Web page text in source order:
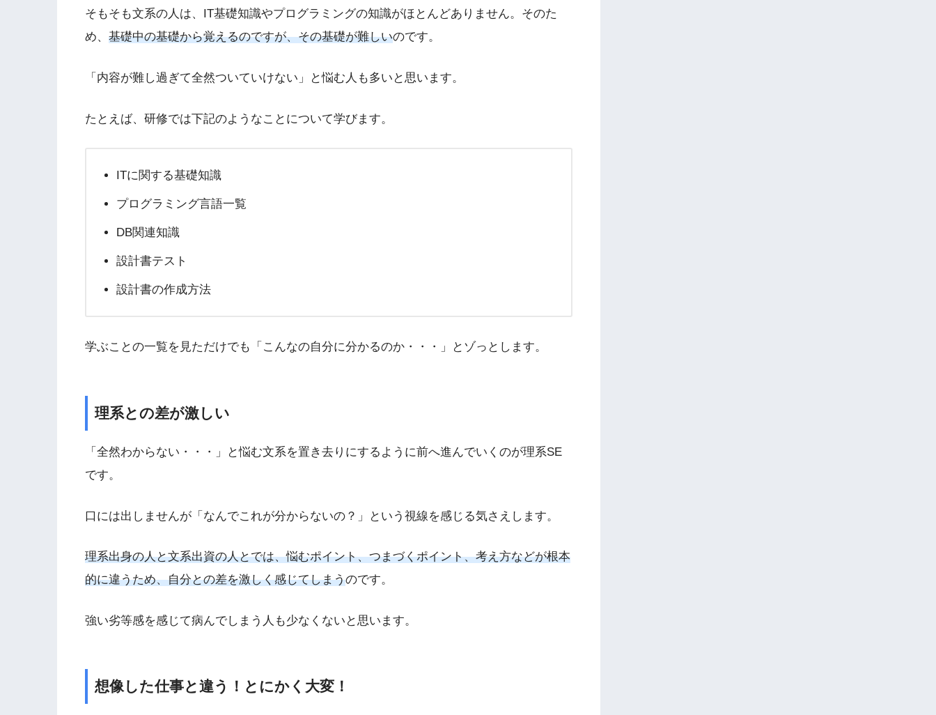
そもそも文系の人は、IT基礎知識やプログラミングの知識がほとんどありません。そのた
め、 基礎中の基礎から覚えるのですが、その基礎が難しいのです。
「内容が難し過ぎて全然ついていけない」と悩む人も多いと思います。
たとえば、研修では下記のようなことについて学びます。
ITに関する基礎知識
プログラミング言語一覧
DB関連知識
設計書テスト
設計書の作成方法
学ぶことの一覧を見ただけでも「こんなの自分に分かるのか・・・」とゾっとします。
理系との差が激しい
「全然わからない・・・」と悩む文系を置き去りにするように前へ進んでいくのが理系SE
です。
口には出しませんが「なんでこれが分からないの？」という視線を感じる気さえします。
理系出身の人と文系出資の人とでは、悩むポイント、つまづくポイント、考え方などが根本
的に違うため、自分との差を激しく感じてしまうのです。
強い劣等感を感じて病んでしまう人も少なくないと思います。
想像した仕事と違う！とにかく大変！